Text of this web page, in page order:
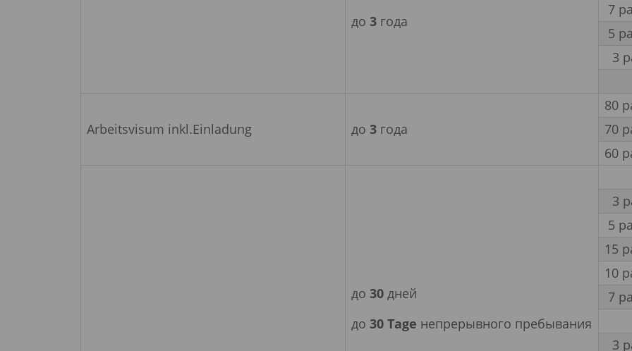
до 3 года
7
5
3
Arbeitsvisum inkl.Einladung до 3 года
80
70
60
до 30 дней
до 30 Tage непрерывного пребывания
3
5
15
10
7
3